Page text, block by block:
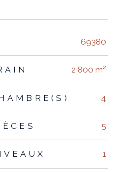
TRAD_ZEPHYR_Valeurs
69380
2 800 m²
4
5
1